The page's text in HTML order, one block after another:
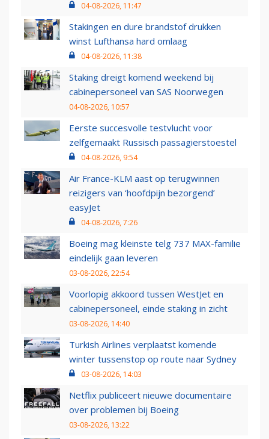
04-08-2026, 11:47
Stakingen en dure brandstof drukken
winst Lufthansa hard omlaag
04-08-2026, 11:38
Staking dreigt komend weekend bij
cabinepersoneel van SAS Noorwegen
04-08-2026, 10:57
Eerste succesvolle testvlucht voor
zelfgemaakt Russisch passagierstoestel
04-08-2026, 9:54
Air France-KLM aast op terugwinnen
reizigers van ‘hoofdpijn bezorgend’
easyJet
04-08-2026, 7:26
Boeing mag kleinste telg 737 MAX-familie
eindelijk gaan leveren
03-08-2026, 22:54
Voorlopig akkoord tussen WestJet en
cabinepersoneel, einde staking in zicht
03-08-2026, 14:40
Turkish Airlines verplaatst komende
winter tussenstop op route naar Sydney
03-08-2026, 14:03
Netflix publiceert nieuwe documentaire
over problemen bij Boeing
03-08-2026, 13:22